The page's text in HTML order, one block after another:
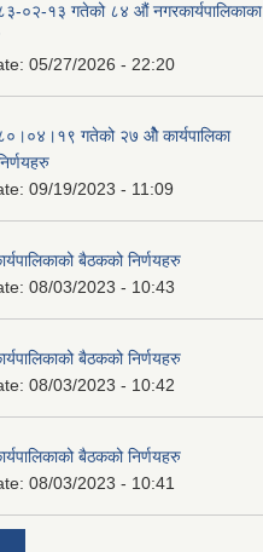
०२-१३ गतेको ८४ औं नगरकार्यपालिकाका
05/27/2026 - 22:20
गतेको २७ ‌‍‌ओेै कार्यपालिका
09/19/2023 - 11:09
बैठकको निर्णयहरु
08/03/2023 - 10:43
बैठकको निर्णयहरु
08/03/2023 - 10:42
बैठकको निर्णयहरु
08/03/2023 - 10:41